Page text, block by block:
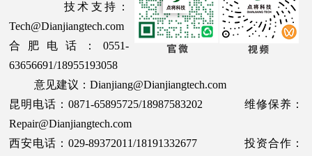
技术支持：
Tech@Dianjiangtech.com
合肥电话：0551-
63656691/18955193058
意见建议：Dianjiang@Dianjiangtech.com
昆明电话：0871-65895725/18987583202 维修保养：
Repair@Dianjiangtech.com
西安电话：029-89372011/18191332677 投资合作：